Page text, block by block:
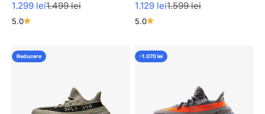
Pret redus
1.299 leiPret normal
1.499 lei
5.0
Pret redus
1.129 leiPret normal
1.599 lei
5.0
Reducere -1.070 lei